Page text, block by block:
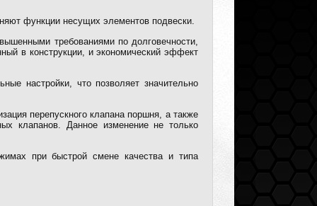
функции несущих элементов подвески.
требованиями по долговечности,
в конструкции, и экономический эффект
настройки, что позволяет значительно
перепускного клапана поршня, а также
клапанов. Данное изменение не только
при быстрой смене качества и типа